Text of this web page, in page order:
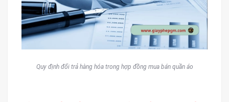
Quy định đổi trả hàng hóa trong hợp đồng mua bán quần áo